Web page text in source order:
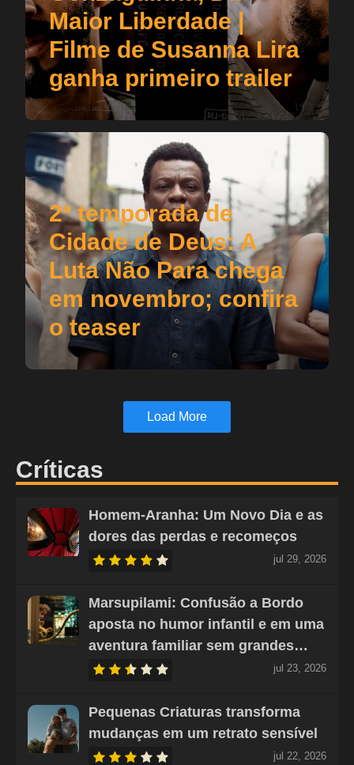
Maior Liberdade |
Filme de Susanna Lira
ganha primeiro trailer
2ª temporada de
Cidade de Deus: A
Luta Não Para chega
em novembro; confira
o teaser
Load More
Críticas
Homem-Aranha: Um Novo Dia e as
dores das perdas e recomeços
jul 29, 2026
Marsupilami: Confusão a Bordo
aposta no humor infantil e em uma
aventura familiar sem grandes…
jul 23, 2026
Pequenas Criaturas transforma
mudanças em um retrato sensível
jul 22, 2026